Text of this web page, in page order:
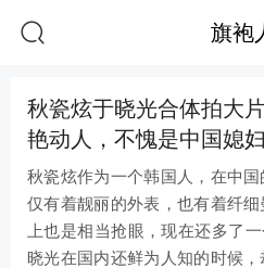
旗袍
秋瓷炫于晓光合体拍大
艳动人，不愧是中国媳妇
秋瓷炫作为一个韩国人，在中
仅有着靓丽的外表，也有着纤
上也是相当抢眼，现在还多了
晓光在国内还鲜为人知的时候